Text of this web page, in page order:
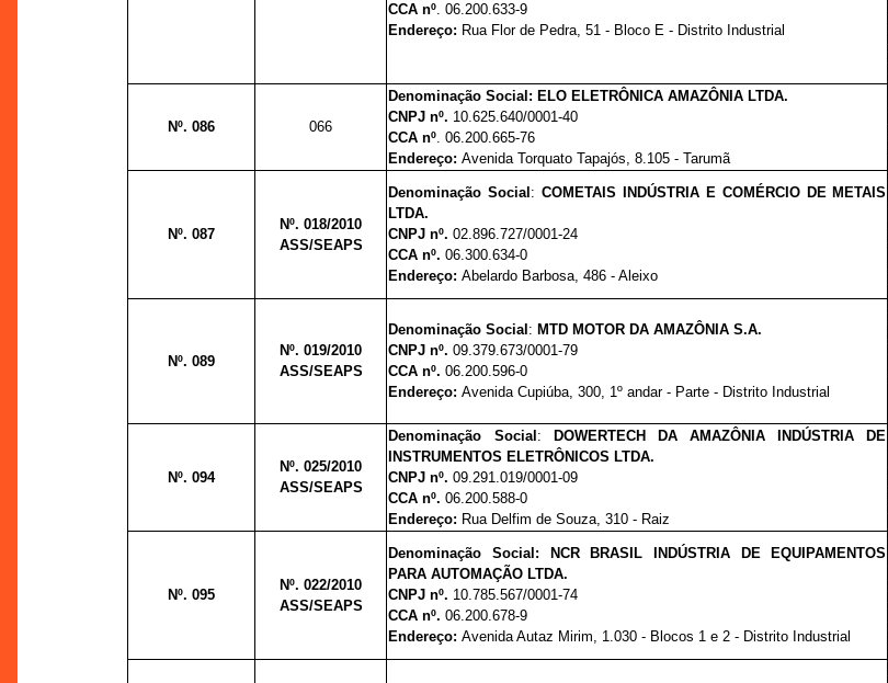
CCA nº. 06.200.633-9
Endereço: Rua Flor de Pedra, 51 - Bloco E - Distrito Industrial
Nº. 086 066
Denominação Social: ELO ELETRÔNICA AMAZÔNIA LTDA.
CNPJ nº. 10.625.640/0001-40
CCA nº. 06.200.665-76
Endereço:Avenida Torquato Tapajós, 8.105 - Tarumã
Nº. 087
Nº. 018/2010
ASS/SEAPS
Denominação Social :COMETAIS INDÚSTRIA E COMÉRCIO DE METAIS
LTDA.
CNPJ nº. 02.896.727/0001-24
CCA nº. 06.300.634-0
Endereço:Abelardo Barbosa, 486 - Aleixo
Nº. 089
Nº. 019/2010
ASS/SEAPS
Denominação Social : MTD MOTOR DA AMAZÔNIA S.A.
CNPJ nº. 09.379.673/0001-79
CCA nº. 06.200.596-0
Endereço:Avenida Cupiúba, 300, 1º andar - Parte - Distrito Industrial
Nº. 094
Nº. 025/2010
ASS/SEAPS
Denominação Social :
DOWERTECH DA AMAZÔNIA INDÚSTRIA DE
INSTRUMENTOS ELETRÔNICOS LTDA.
CNPJ nº. 09.291.019/0001-09
CCA nº. 06.200.588-0
Endereço: Rua Delfim de Souza, 310 - Raiz
Nº. 095
Nº. 022/2010
ASS/SEAPS
Denominação Social: NCR BRASIL INDÚSTRIA DE EQUIPAMENTOS
PARA AUTOMAÇÃO LTDA.
CNPJ nº. 10.785.567/0001-74
CCA nº. 06.200.678-9
Endereço:Avenida Autaz Mirim, 1.030 - Blocos 1 e 2 - Distrito Industrial